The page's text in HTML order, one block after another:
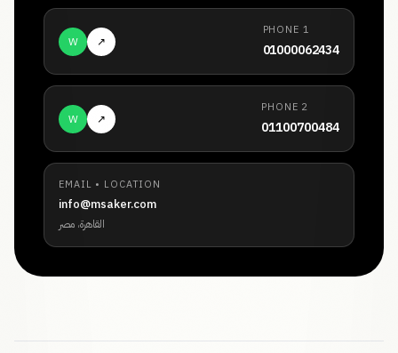
PHONE 1
01000062434
↗
W
PHONE 2
01100700484
↗
W
EMAIL • LOCATION
info@msaker.com
القاهرة، مصر